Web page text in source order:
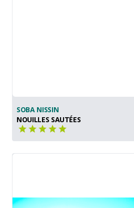
SOBA NISSIN
NOUILLES SAUTÉES